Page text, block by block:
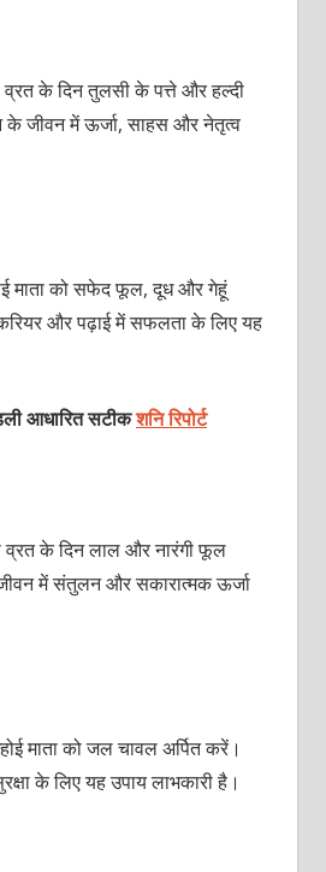
व्रत के दिन तुलसी के पत्ते और हल्दी
जीवन में ऊर्जा, साहस और नेतृत्व
माता को सफेद फूल, दूध और गेहूं
और पढ़ाई में सफलता के लिए यह
आधारित सटीकशनि रिपोर्ट
व्रत के दिन लाल और नारंगी फूल
में संतुलन और सकारात्मक ऊर्जा
माता को जल चावल अर्पित करें।
के लिए यह उपाय लाभकारी है।